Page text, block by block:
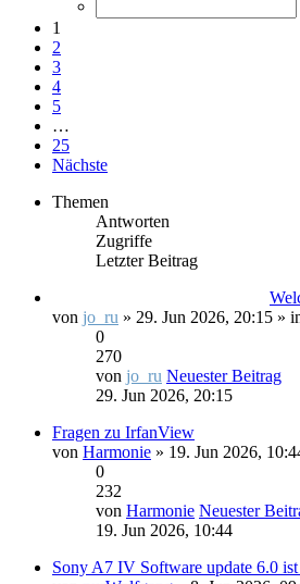
1
2
3
4
5
…
25
Nächste
Themen
Antworten
Zugriffe
Letzter Beitrag
von jo_ru » 29. Jun 2026, 20:15 »
0
270
von jo_ru Neuester Beitrag
29. Jun 2026, 20:15
Fragen zu IrfanView
von Harmonie » 19. Jun 2026,
0
232
von Harmonie Neuester
19. Jun 2026, 10:44
Sony A7 IV Software update 6.0 ist